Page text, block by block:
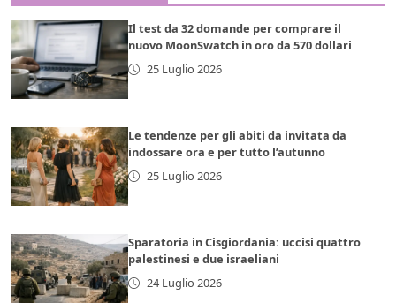
Il test da 32 domande per comprare il
nuovo MoonSwatch in oro da 570 dollari
25 Luglio 2026
Le tendenze per gli abiti da invitata da
indossare ora e per tutto l’autunno
25 Luglio 2026
Sparatoria in Cisgiordania: uccisi quattro
palestinesi e due israeliani
24 Luglio 2026